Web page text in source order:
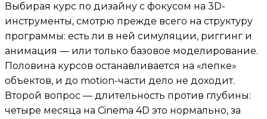
Выбирая курс по дизайну с фокусом на 3D-
инструменты, смотрю прежде всего на структуру
программы: есть ли в ней симуляции, риггинг и
анимация — или только базовое моделирование.
Половина курсов останавливается на «лепке»
объектов, и до motion-части дело не доходит.
Второй вопрос — длительность против глубины:
четыре месяца на Cinema 4D это нормально, за